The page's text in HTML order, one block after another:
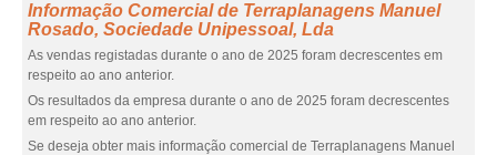
Informação Comercial de Terraplanagens Manuel
Rosado, Sociedade Unipessoal, Lda
As vendas registadas durante o ano de 2025 foram decrescentes em
respeito ao ano anterior.
Os resultados da empresa durante o ano de 2025 foram decrescentes
em respeito ao ano anterior.
Se deseja obter mais informação comercial de Terraplanagens Manuel